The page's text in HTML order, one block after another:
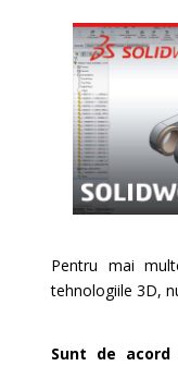
Pentru mai
tehnologiile 3D,
Sunt de